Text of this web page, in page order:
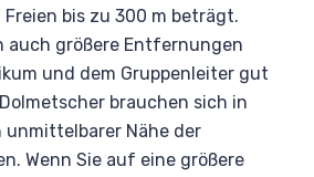
bis zu 300 m beträgt.
auch größere Entfernungen
und dem Gruppenleiter gut
brauchen sich in
Nähe der
Wenn Sie auf eine größere